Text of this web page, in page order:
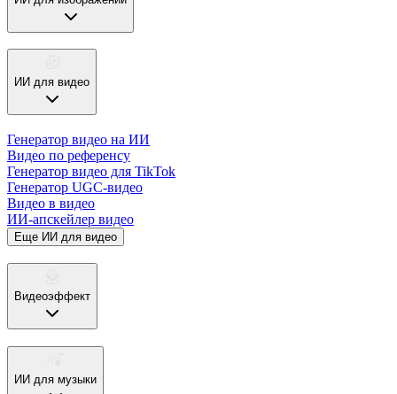
ИИ для видео
Генератор видео на ИИ
Видео по референсу
Генератор видео для TikTok
Генератор UGC-видео
Видео в видео
ИИ-апскейлер видео
Еще ИИ для видео
Видеоэффект
ИИ для музыки